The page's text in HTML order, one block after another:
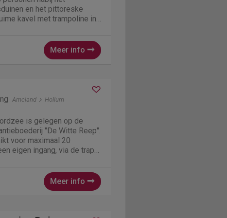
en het pittoreske
kavel met trampoline in
keuken met... Meer info
Ameland Hollum
is gelegen op de
"De Witte Reep".
voor maximaal 20
eigen ingang, via de trap
Meer info